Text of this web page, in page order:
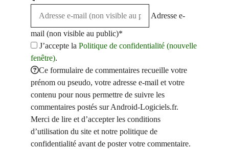
Adresse e-
mail (non visible au public)*
J’accepte la Politique de confidentialité (nouvelle
fenêtre).
Ce formulaire de commentaires recueille votre
prénom ou pseudo, votre adresse e-mail et votre
contenu pour nous permettre de suivre les
commentaires postés sur Android-Logiciels.fr.
Merci de lire et d’accepter les conditions
d’utilisation du site et notre politique de
confidentialité avant de poster votre commentaire.